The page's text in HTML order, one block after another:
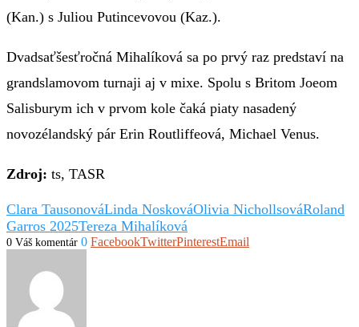
(Kan.) s Juliou Putincevovou (Kaz.).
Dvadsaťšesťročná Mihalíková sa po prvý raz predstaví na
grandslamovom turnaji aj v mixe. Spolu s Britom Joeom
Salisburym ich v prvom kole čaká piaty nasadený
novozélandský pár Erin Routliffeová, Michael Venus.
Zdroj: ts, TASR
Clara TausonováLinda NoskováOlivia NichollsováRoland
Garros 2025Tereza Mihalíková
0 Váš komentár 0 FacebookTwitterPinterestEmail